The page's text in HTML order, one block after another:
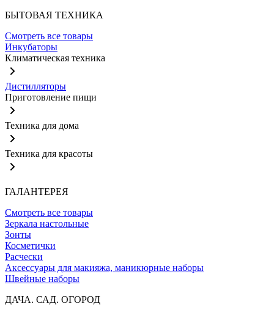
БЫТОВАЯ ТЕХНИКА
Смотреть все товары
Инкубаторы
Климатическая техника
Дистилляторы
Приготовление пищи
Техника для дома
Техника для красоты
ГАЛАНТЕРЕЯ
Смотреть все товары
Зеркала настольные
Зонты
Косметички
Расчески
Аксессуары для макияжа, маникюрные наборы
Швейные наборы
ДАЧА. САД. ОГОРОД